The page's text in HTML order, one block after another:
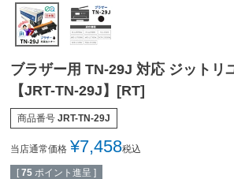
ブラザー用 TN-29J 対応 ジットリ
【JRT-TN-29J】[RT]
商品番号 JRT-TN-29J
当店通常価格 ¥7,458税込
[ 75 ポイント進呈 ]